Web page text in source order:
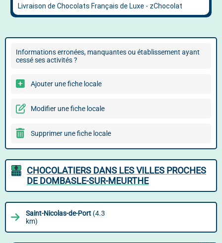
Informations erronées, manquantes ou établissement ayant
cessé ses activités ?
Ajouter une fiche locale
Modifier une fiche locale
Supprimer une fiche locale
CHOCOLATIERS DANS LES VILLES PROCHES
DE DOMBASLE-SUR-MEURTHE
Saint-Nicolas-de-Port (4.3
km)